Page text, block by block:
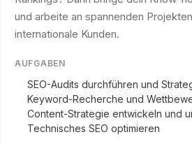
und arbeite an spannenden
internationale Kunden.
AUFGABEN
SEO-Audits durchführen und
Keyword-Recherche und
Content-Strategie entwickeln und
Technisches SEO optimieren